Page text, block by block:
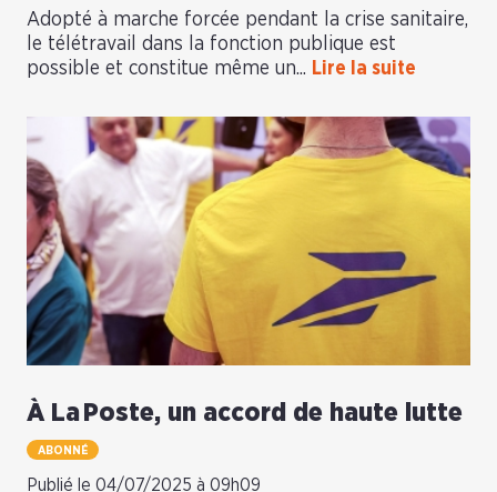
Adopté à marche forcée pendant la crise sanitaire,
le télétravail dans la fonction publique est
possible et constitue même un... Lire la suite
À La Poste, un accord de haute lutte
ABONNÉ
Publié le 04/07/2025 à 09h09